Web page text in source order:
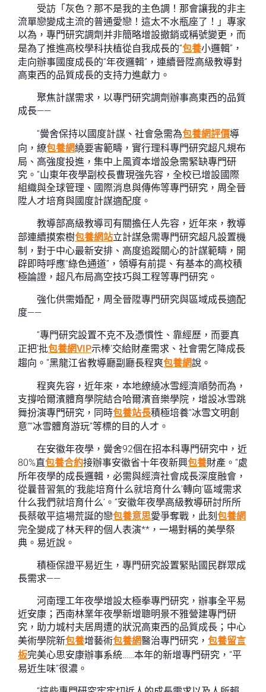
受訪「灰色？那不是我的主色調！那會讓我的非主
流單戀變成主流的普通愛戀！這太不水瓶座了！」專家
以為，專門研究調劑并非簡略增設撤銷或稱號變更，而
是為了推進高校學科扶植從自我成長的“包養小邏輯”，
走向辦事國度成長的“年夜邏輯”，連續晉陞高級教導對
高東西的品質成長的支持力進獻力。
聚焦計謀需求，以專門研究調劑辦事高東西的品質
成長——
“黌舍保持以國度計謀、社會急需為包養網評價導
向，繚包養網繞要害範疇，實行理科專門研究超凡規布
局、高強度投進，集中上風資本增設急需緊缺專門研
究。”山東年夜學副校長曹現強先容，全校已增設國際
組織與全球管理、國際消息與傳佈等專門研究，周全晉
陞人才培育與國度計謀適配度。
教導部高級教導司有關擔任人先容，近年來，教導
部連續摸索樹包養網站立計謀急需專門研究超凡設置機
制，對于中心最新安排、高度追蹤關心的計謀範疇，開
辟即時呼應“綠色通道”，領導有前提、有基本的高校積
極論證，超凡布局高空技巧與工程等專門研究。
強化供需婚配，周全晉陞專門研究與區域成長適配
度——
“專門研究設置不克不及憑慣性、靠經歷，而要真
正把‘批包養網VIP示棒’交給財產需求、社會需乞降成長
趨向。”黑龍江省教導廳副廳長程爽包養網說。
程爽先容，近年來，本地繚繞冰雪經濟順勢而為，
支撐哈爾濱體育學院結合哈爾濱音樂學院，增設冰雪跳
舞扮演專門研究，同時包養站長積極培養“冰雪文明創
意”“冰雪體育游玩”等標的目的人才。
在安徽年夜學，黌舍92個在招本科專門研究中，近
80%直包養合約接辦事安徽省十年夜新興包養財產。“處
所年夜學的成長邏輯，必需與經濟社會成長深度融會，
從曩昔習氣的‘我能培育什么就培育什么’轉向‘區域需求
什么我們就培育什么’。”安徽年夜學高級教導研討所所
長蔡敬平這場荒誕的戀包養意思愛爭奪戰，此刻 包養網
完全變成了林天秤的個人表演**，一場對稱的美學祭
典。易近說。
積極保證平易近生，專門研究設置緊貼國民群眾成
長需求——
河南理工年夜學增設太極拳專門研究，辦事全平易
近安康；西南林業年夜學新增聰明景不雅營建專門研
究，助力城村夫居周遭的狀況高東西的品質成長；中心
美術學院新包養增藝術包養網醫治專門研究， 包養留言
板完美心思安康辦事系統……本年的新增專門研究，“平
易近生味”很濃。